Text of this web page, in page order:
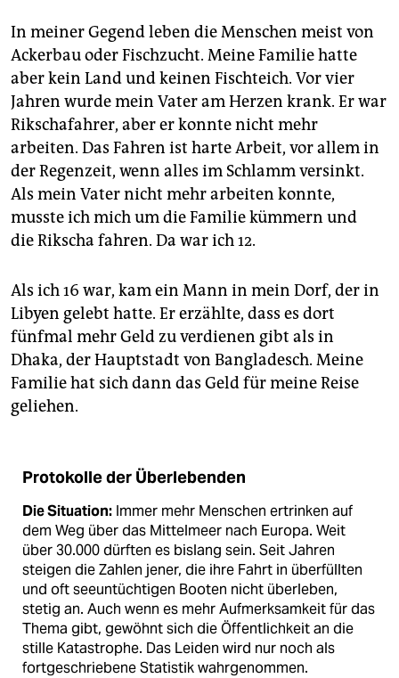
In meiner Gegend leben die Menschen meist von
Ackerbau oder Fischzucht. Meine Familie hatte
aber kein Land und keinen Fischteich. Vor vier
Jahren wurde mein Vater am Herzen krank. Er war
Rikschafahrer, aber er konnte nicht mehr
arbeiten. Das Fahren ist harte Arbeit, vor allem in
der Regenzeit, wenn alles im Schlamm versinkt.
Als mein Vater nicht mehr arbeiten konnte,
musste ich mich um die Familie kümmern und
die ­Rikscha fahren. Da war ich 12.
Als ich 16 war, kam ein Mann in mein Dorf, der in
Libyen gelebt hatte. Er erzählte, dass es dort
fünfmal mehr Geld zu verdienen gibt als in
Dhaka, der Hauptstadt von Bangladesch. Meine
Familie hat sich dann das Geld für meine Reise
geliehen.
Protokolle der Überlebenden
Die Situation: Immer mehr Menschen ertrinken auf
dem Weg über das Mittelmeer nach Europa. Weit
über 30.000 dürften es bislang sein. Seit Jahren
steigen die Zahlen jener, die ihre Fahrt in überfüllten
und oft seeuntüchtigen Booten nicht überleben,
stetig an. Auch wenn es mehr Aufmerksamkeit für das
Thema gibt, gewöhnt sich die Öffentlichkeit an die
stille Katastrophe. Das Leiden wird nur noch als
fortgeschriebene Statistik wahrgenommen.